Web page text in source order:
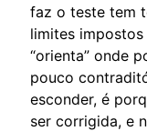
faz o teste tem
limites
“orienta” onde
pouco
esconder, é
ser corrigida, e